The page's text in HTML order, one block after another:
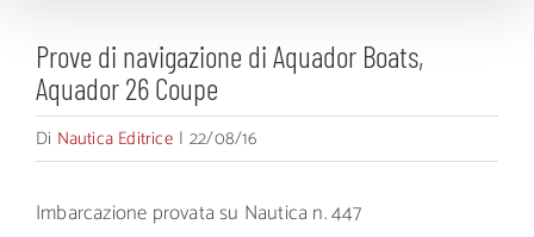
Prove di navigazione di Aquador Boats,
Aquador 26 Coupe
Di Nautica Editrice | 22/08/16
Imbarcazione provata su Nautica n. 447